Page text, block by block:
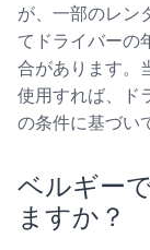
が、一部のレン
てドライバーの
合があります。
使用すれば、ド
の条件に基づい
ベルギー
ますか？